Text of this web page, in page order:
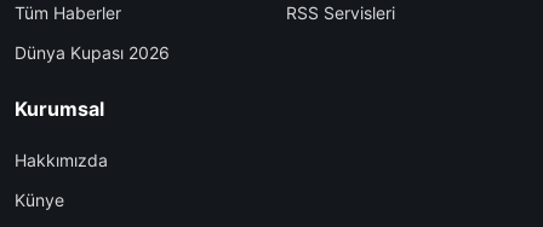
Tüm Haberler
Dünya Kupası 2026
RSS Servisleri
Kurumsal
Hakkımızda
Künye